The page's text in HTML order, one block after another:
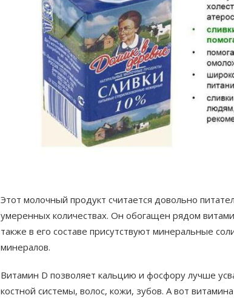
Этот молочный продукт считается довольно
умеренных количествах. Он обогащен рядом
также в его составе присутствуют минеральные
минералов.
Витамин D позволяет кальцию и фосфору лучше
костной системы, волос, кожи, зубов. А вот